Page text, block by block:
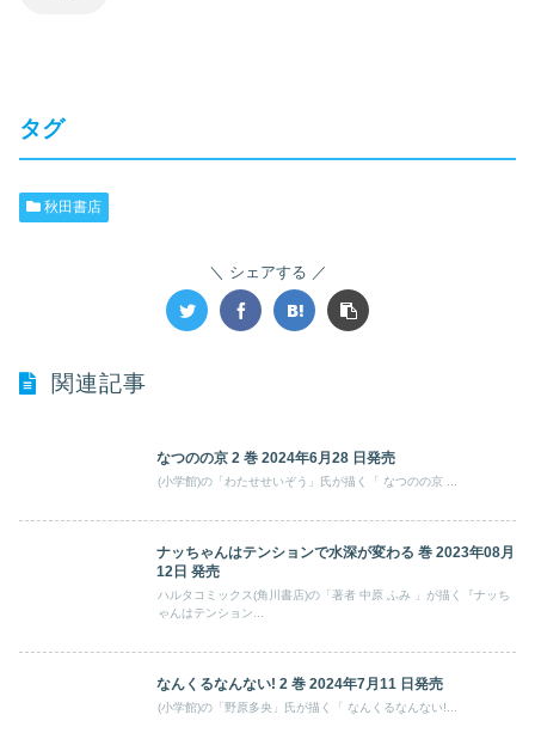
タグ
秋田書店
シェアする
関連記事
なつのの京 2 巻 2024年6月28 日発売
(小学館)の「わたせせいぞう」氏が描く「 なつのの京 ...
ナッちゃんはテンションで水深が変わる 巻 2023年08月
12日 発売
ハルタコミックス(角川書店)の「著者 中原 ふみ 」が描く『ナッち
ゃんはテンション...
なんくるなんない! 2 巻 2024年7月11 日発売
(小学館)の「野原多央」氏が描く「 なんくるなんない!...